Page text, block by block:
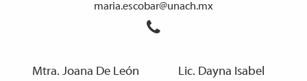
maria.escobar@unach.mx
Mtra. Joana De León
Lic. Dayna Isabel